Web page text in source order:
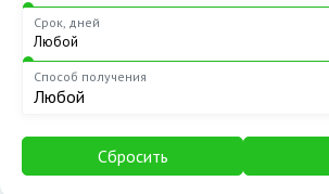
Срок, дней
Способ получения
Любой
Сбросить